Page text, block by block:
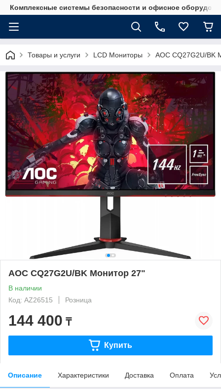
Комплексные системы безопасности и офисное
Товары и услуги LCD Мониторы AOC CQ27G2U/BK
AOC CQ27G2U/BK Монитор 27"
В наличии
Код: AZ26515
Розница
144 400 ₸
Купить
Описание Характеристики Доставка Оплата